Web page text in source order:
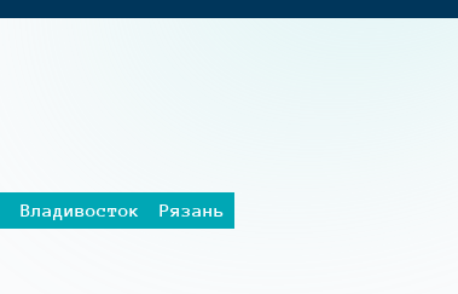
Владивосток
Рязань